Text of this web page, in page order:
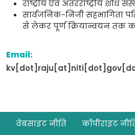
राष्ट्रीय एवं अंतरराष्ट्रीय शोध
सार्वजनिक-निजी सहभागिता
से लेकर पूर्ण क्रियान्वयन तक
Email:
Footer
वेबसाइट नीति कॉपीराइट